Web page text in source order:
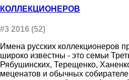
КОЛЛЕКЦИОНЕРОВ
#3 2016 (52)
Имена русских коллекционеров
широко известны - это семьи
Рябушинских, Терещенко,
меценатов и обычных